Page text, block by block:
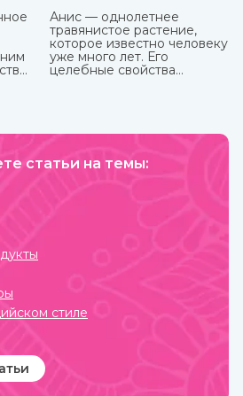
Анис — однолетнее
травянистое растение,
которое известно человеку
уже много лет. Его
целебные свойства
статьи на темы:
стиле